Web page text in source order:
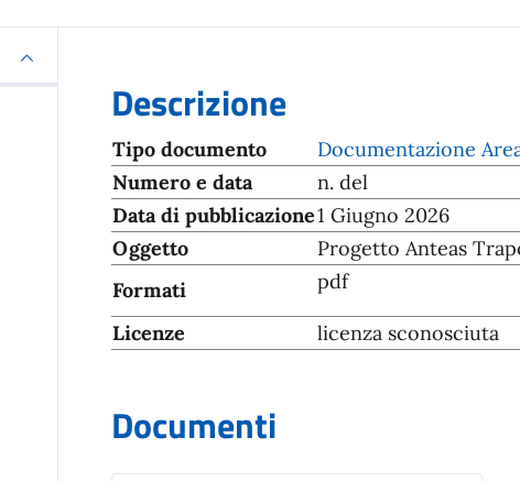
Descrizione
Tipo documento Documentazione
Numero e data
n. del
Data di pubblicazione1 Giugno 2026
Oggetto
Progetto Anteas
Formati
pdf
Licenze licenza sconosciuta
Documenti